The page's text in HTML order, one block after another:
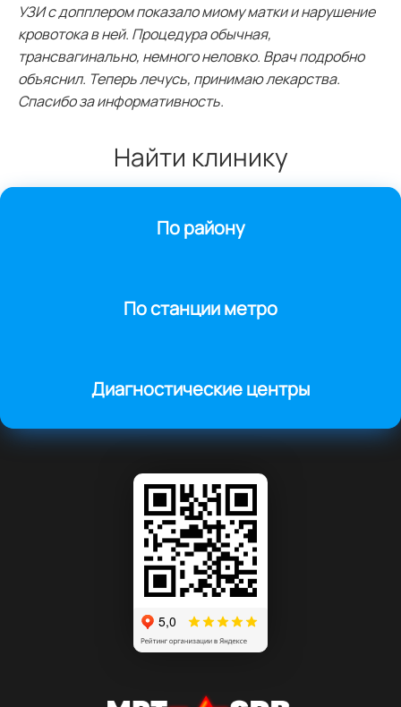
УЗИ с допплером показало миому матки и нарушение
кровотока в ней. Процедура обычная,
трансвагинально, немного неловко. Врач подробно
объяснил. Теперь лечусь, принимаю лекарства.
Спасибо за информативность.
Найти клинику
По району
По станции метро
Диагностические центры